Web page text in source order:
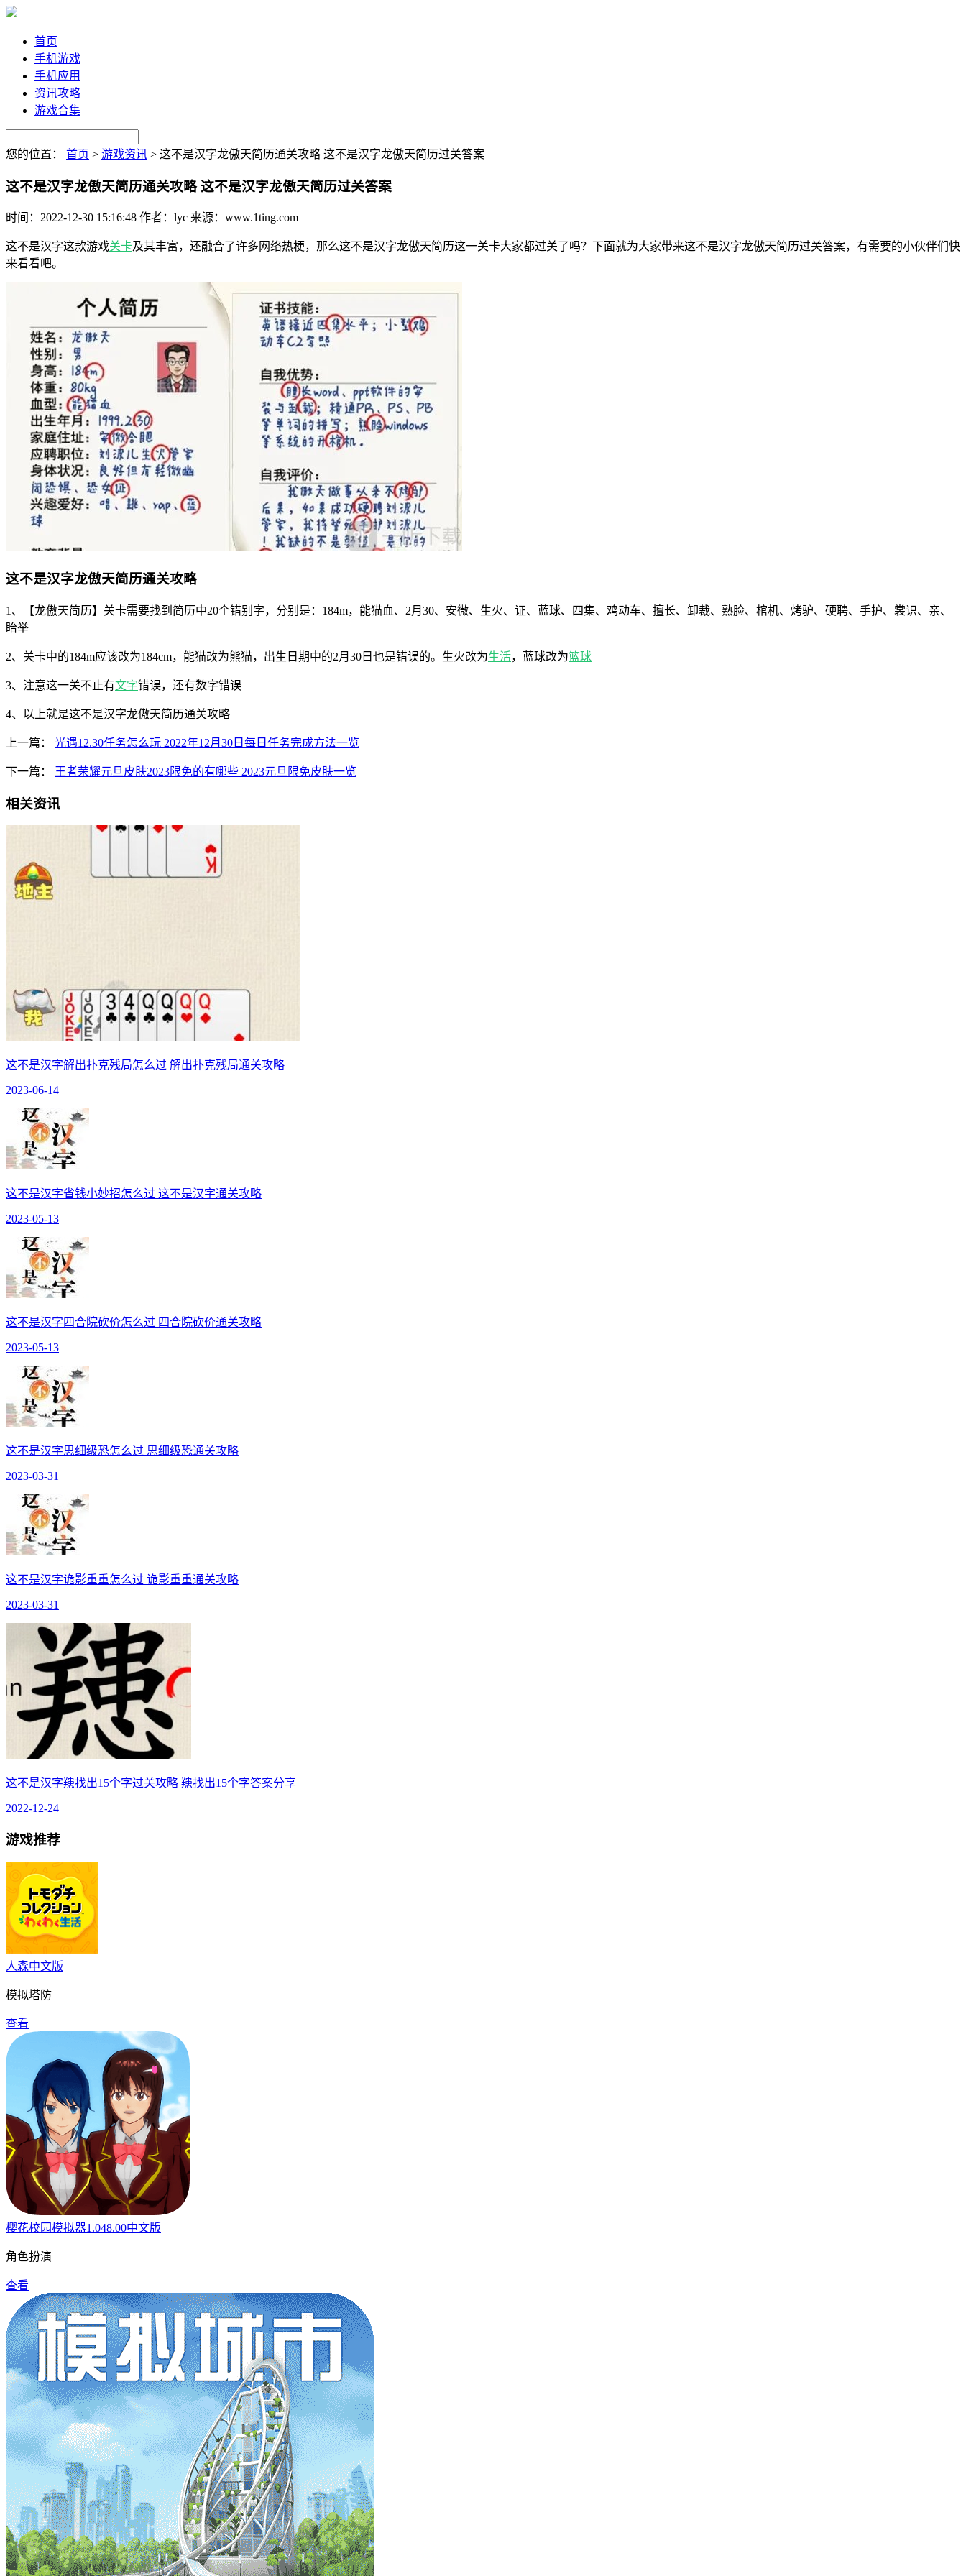
首页
手机游戏
手机应用
资讯攻略
游戏合集
您的位置： 首页 > 游戏资讯 > 这不是汉字龙傲天简历通关攻略 这不是汉字龙傲天简历过关答案
这不是汉字龙傲天简历通关攻略 这不是汉字龙傲天简历过关答案
时间：2022-12-30 15:16:48 作者：lyc 来源：www.1ting.com
这不是汉字这款游戏关卡及其丰富，还融合了许多网络热梗，那么这不是汉字龙傲天简历这一关卡大家都过关了吗？下面就为大家带来这不是汉字龙傲天简历过关答案，有需要的小伙伴们快
来看看吧。
这不是汉字龙傲天简历通关攻略
1、【龙傲天简历】关卡需要找到简历中20个错别字，分别是：184m，能猫血、2月30、安微、生火、证、蓝球、四集、鸡动车、擅长、卸裁、熟脸、棺机、烤驴、硬聘、手护、裳识、亲、
眙举
2、关卡中的184m应该改为184cm，能猫改为熊猫，出生日期中的2月30日也是错误的。生火改为生活，蓝球改为篮球
3、注意这一关不止有文字错误，还有数字错误
4、以上就是这不是汉字龙傲天简历通关攻略
上一篇： 光遇12.30任务怎么玩 2022年12月30日每日任务完成方法一览
下一篇： 王者荣耀元旦皮肤2023限免的有哪些 2023元旦限免皮肤一览
相关资讯
这不是汉字解出扑克残局怎么过 解出扑克残局通关攻略
2023-06-14
这不是汉字省钱小妙招怎么过 这不是汉字通关攻略
2023-05-13
这不是汉字四合院砍价怎么过 四合院砍价通关攻略
2023-05-13
这不是汉字思细级恐怎么过 思细级恐通关攻略
2023-03-31
这不是汉字诡影重重怎么过 诡影重重通关攻略
2023-03-31
这不是汉字䍺找出15个字过关攻略 䍺找出15个字答案分享
2022-12-24
游戏推荐
人森中文版
模拟塔防
查看
樱花校园模拟器1.048.00中文版
角色扮演
查看